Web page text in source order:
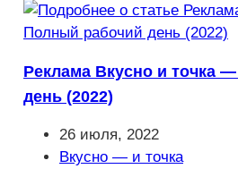
Реклама Вкусно и точка
день (2022)
Запись
опубликована:
26 июля, 2022
Рубрика
Вкусно — и точка